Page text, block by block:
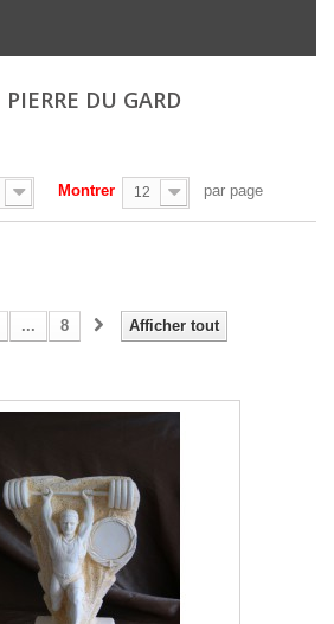
DU GARD
Montrer 12 par page
Afficher tout
... 8